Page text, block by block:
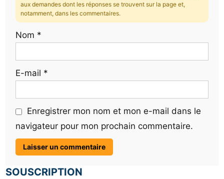
aux demandes dont les réponses se trouvent sur la page et,
notamment, dans les commentaires.
Nom *
E-mail *
Enregistrer mon nom et mon e-mail dans le
navigateur pour mon prochain commentaire.
SOUSCRIPTION